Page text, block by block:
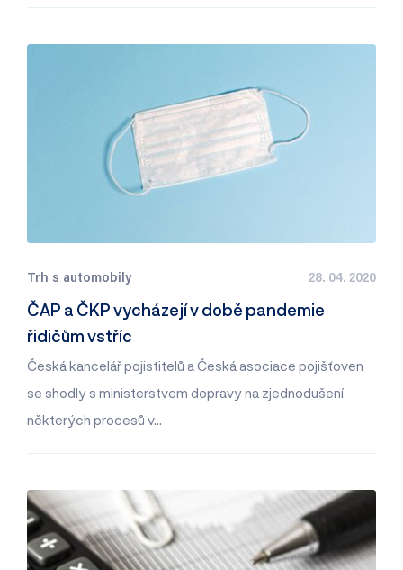
Trh s automobily 28. 04. 2020
ČAP a ČKP vycházejí v době pandemie
řidičům vstříc
Česká kancelář pojistitelů a Česká asociace pojišťoven
se shodly s ministerstvem dopravy na zjednodušení
některých procesů v…